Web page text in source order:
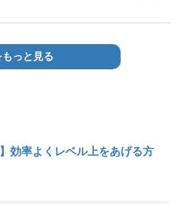
っと見る
効率よくレベル上をあげる方